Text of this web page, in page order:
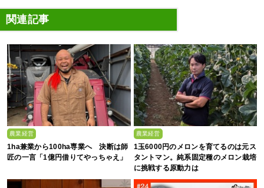
関連記事
農業経営
1ha兼業から100ha専業へ 決断は師
匠の一言「1億円借りてやっちゃえ」
農業経営
1玉6000円のメロンを育てるのは元ス
タントマン。純系固定種のメロン栽培
に挑戦する原動力は